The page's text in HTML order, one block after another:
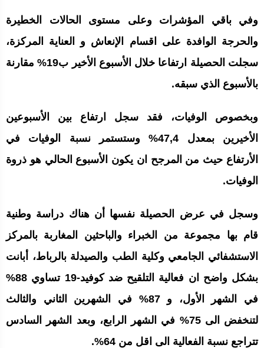
وفي باقي المؤشرات وعلى مستوى الحالات الخطيرة
والحرجة الوافدة على اقسام الإنعاش و العناية المركزة،
سجلت الحصيلة ارتفاعا خلال الأسبوع الأخير ب19% مقارنة
بالأسبوع الذي سبقه.
وبخصوص الوفيات، فقد سجل ارتفاع بين الأسبوعين
الأخيرين بمعدل 47,4% وستستمر نسبة الوفيات في
الأرتفاع حيث من المرجح ان يكون الأسبوع الحالي هو ذروة
الوفيات.
وسجل في عرض الحصيلة نفسها أن هناك دراسة وطنية
قام بها مجموعة من الخبراء والباحثين المغاربة بالمركز
الاستشفائي الجامعي وكلية الطب والصيدلة بالرباط، أبانت
بشكل واضح ان فعالية التلقيح ضد كوفيد-19 تساوي 88%
في الشهر الأول، و 87% في الشهرين الثاني والثالث
لتنخفض الى 75% في الشهر الرابع، وبعد الشهر السادس
تتراجع نسبة الفعالية الى اقل من 64%.